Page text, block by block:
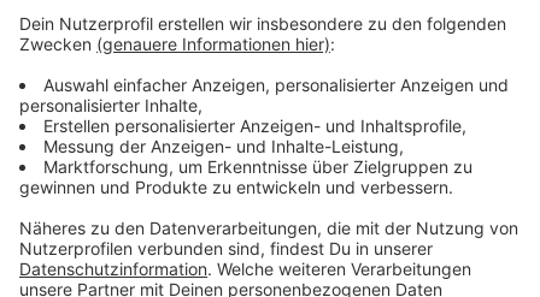
Wir benötigen Ihre
Video-Service zu laden!
Wir verwenden einen Service eines
Drittanbieters, um Videoinhalte
einzubetten. Dieser Service kann
Daten zu Ihren Aktivitäten
sammeln. Bitte lesen Sie die
Details durch und stimmen Sie der